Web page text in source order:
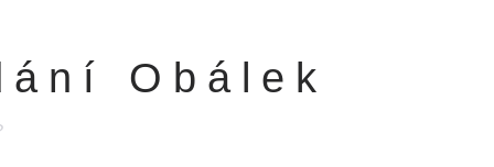
Obálek